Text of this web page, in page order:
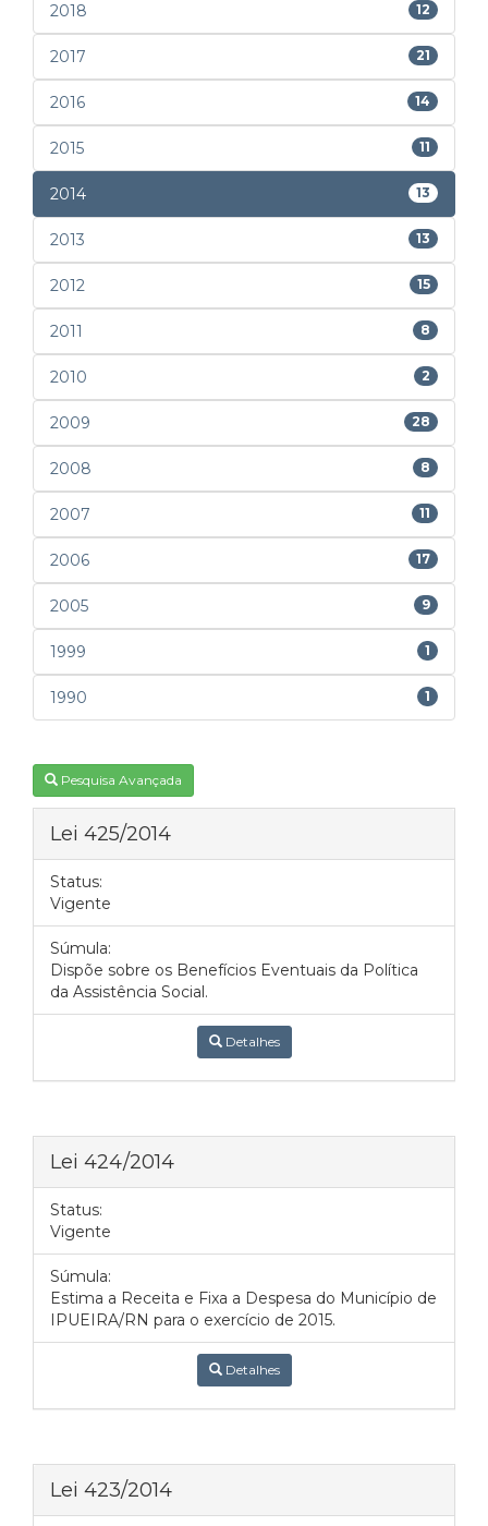
2018 12
2017 21
2016 14
2015 11
2014 13
2013 13
2012 15
2011 8
2010 2
2009 28
2008 8
2007 11
2006 17
2005 9
1999 1
1990 1
Pesquisa Avançada
Lei 425/2014
Status:
Vigente
Súmula:
Dispõe sobre os Benefícios Eventuais da Política
da Assistência Social.
Detalhes
Lei 424/2014
Status:
Vigente
Súmula:
Estima a Receita e Fixa a Despesa do Município de
IPUEIRA/RN para o exercício de 2015.
Detalhes
Lei 423/2014